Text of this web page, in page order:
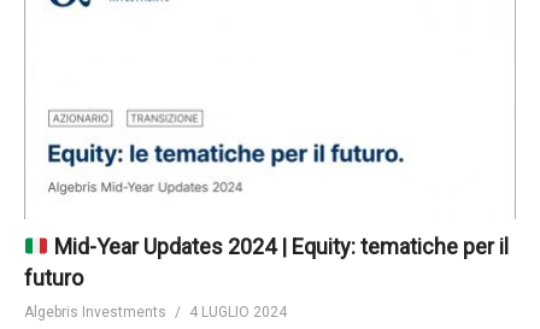
Mid-Year Updates 2024 | Equity: tematiche per il
futuro
Algebris Investments 4 LUGLIO 2024